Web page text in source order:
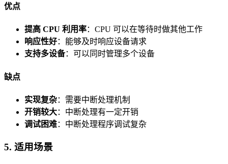
优点
提高 CPU 利用率：CPU 可以在等待时做其他工作
响应性好：能够及时响应设备请求
支持多设备：可以同时管理多个设备
缺点
实现复杂：需要中断处理机制
开销较大：中断处理有一定开销
调试困难：中断处理程序调试复杂
5. 适用场景